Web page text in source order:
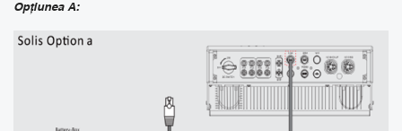
Opțiunea A: